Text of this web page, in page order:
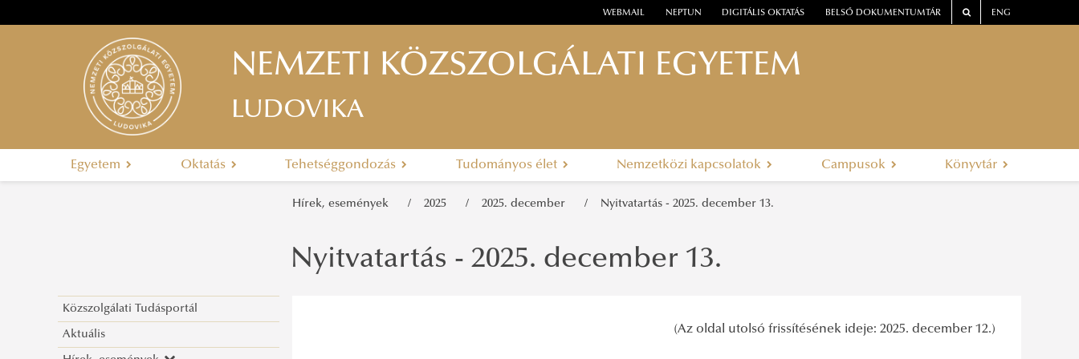
WEBMAIL NEPTUN DIGITÁLIS OKTATÁS BELSŐ DOKUMENTUMTÁR ENG
NEMZETI KÖZSZOLGÁLATI EGYETEM
LUDOVIKA
Egyetem Oktatás Tehetséggondozás Tudományos élet Nemzetközi kapcsolatok Campusok Könyvtár
Hírek, események 2025 2025. december Nyitvatartás - 2025. december 13.
Közszolgálati Tudásportál
Aktuális
Nyitvatartás - 2025. december 13.
(Az oldal utolsó frissítésének ideje: 2025. december 12.)